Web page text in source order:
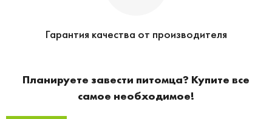
Гарантия качества от производителя
Планируете завести питомца? Купите все
самое необходимое!